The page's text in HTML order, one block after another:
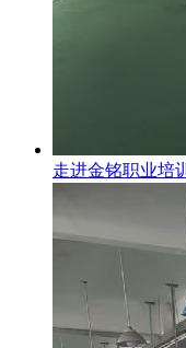
走进金铭职业培